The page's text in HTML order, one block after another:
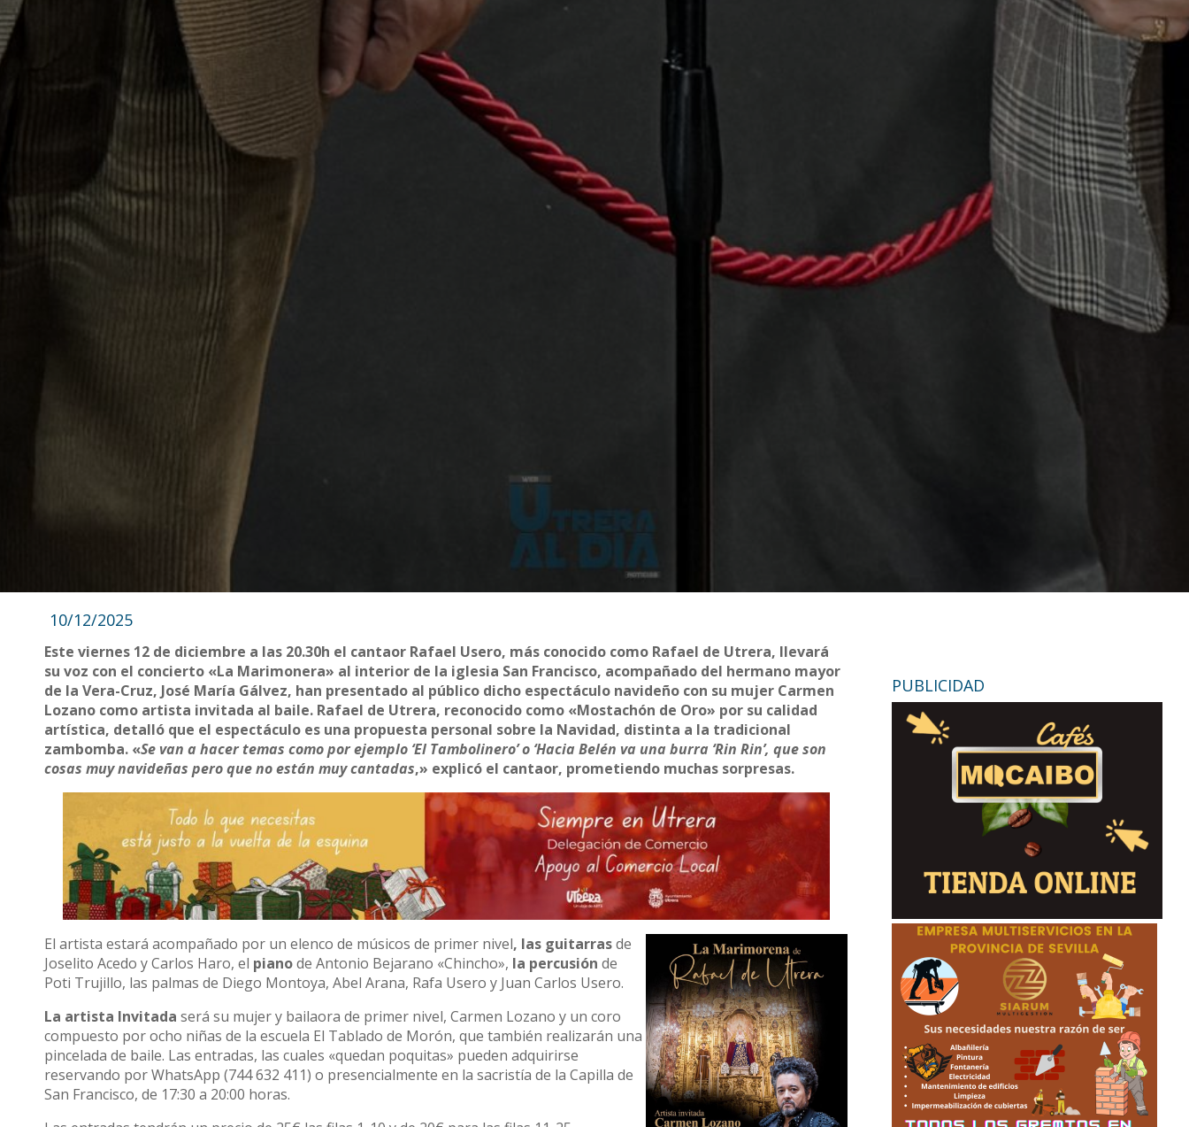
10/12/2025
Este viernes 12 de diciembre a las 20.30h el cantaor Rafael Usero, más conocido como Rafael de Utrera, llevará
su voz con el concierto «La Marimonera» al interior de la iglesia San Francisco, acompañado del hermano mayor
de la Vera-Cruz, José María Gálvez, han presentado al público dicho espectáculo navideño con su mujer Carmen
Lozano como artista invitada al baile. Rafael de Utrera, reconocido como «Mostachón de Oro» por su calidad
artística, detalló que el espectáculo es una propuesta personal sobre la Navidad, distinta a la tradicional
zambomba. «Se van a hacer temas como por ejemplo ‘El Tambolinero’ o ‘Hacia Belén va una burra ‘Rin Rin’, que son
cosas muy navideñas pero que no están muy cantadas,» explicó el cantaor, prometiendo muchas sorpresas.
El artista estará acompañado por un elenco de músicos de primer nivel, las guitarrasde
Joselito Acedo y Carlos Haro, el pianode Antonio Bejarano «Chincho», la percusión de
Poti Trujillo, las palmas de Diego Montoya, Abel Arana, Rafa Usero y Juan Carlos Usero.
La artista Invitada será su mujer y bailaora de primer nivel, Carmen Lozano y un coro
compuesto por ocho niñas de la escuela El Tablado de Morón, que también realizarán una
pincelada de baile. Las entradas, las cuales «quedan poquitas» pueden adquirirse
reservando por WhatsApp (744 632 411) o presencialmente en la sacristía de la Capilla de
San Francisco, de 17:30 a 20:00 horas.
PUBLICIDAD